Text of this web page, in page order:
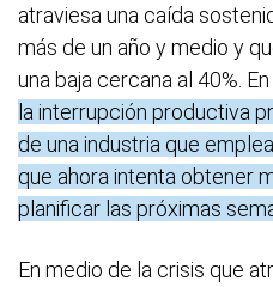
atraviesa una caída
más de un año y medio y
una baja cercana al 40%.
la interrupción productiva
de una industria que
que ahora intenta obtener
planificar las próximas
En medio de la crisis que